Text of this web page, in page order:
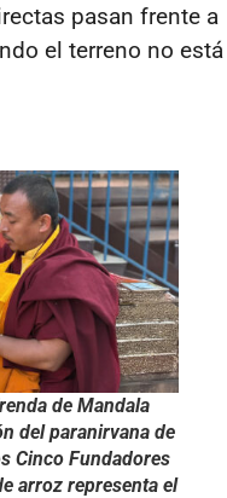
pasan frente a
el terreno no está
de Mandala
del paranirvana de
Cinco Fundadores
arroz representa el